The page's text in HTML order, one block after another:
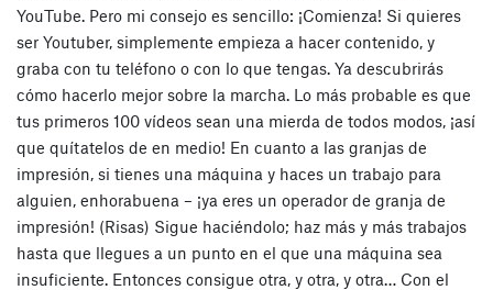
YouTube. Pero mi consejo es sencillo: ¡Comienza! Si quieres
ser Youtuber, simplemente empieza a hacer contenido, y
graba con tu teléfono o con lo que tengas. Ya descubrirás
cómo hacerlo mejor sobre la marcha. Lo más probable es que
tus primeros 100 vídeos sean una mierda de todos modos, ¡así
que quítatelos de en medio! En cuanto a las granjas de
impresión, si tienes una máquina y haces un trabajo para
alguien, enhorabuena – ¡ya eres un operador de granja de
impresión! (Risas) Sigue haciéndolo; haz más y más trabajos
hasta que llegues a un punto en el que una máquina sea
insuficiente. Entonces consigue otra, y otra, y otra… Con el